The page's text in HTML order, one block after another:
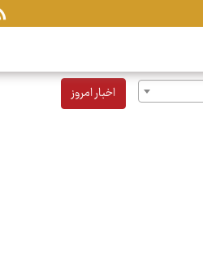
اخبار امروز